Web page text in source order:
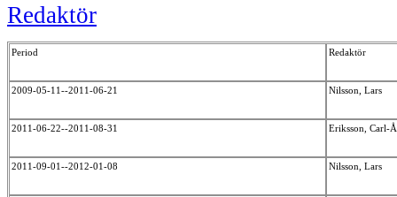
Redaktör
Period Redaktör
2009-05-11--2011-06-21 Nilsson, Lars
2011-06-22--2011-08-31 Eriksson, Carl-
2011-09-01--2012-01-08 Nilsson, Lars